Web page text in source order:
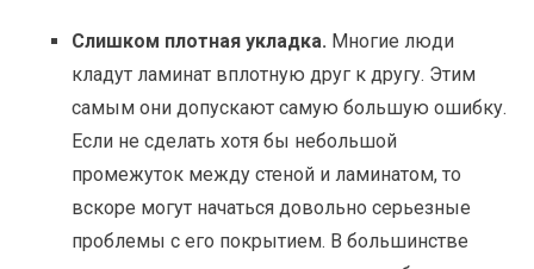
Слишком плотная укладка. Многие люди
кладут ламинат вплотную друг к другу. Этим
самым они допускают самую большую ошибку.
Если не сделать хотя бы небольшой
промежуток между стеной и ламинатом, то
вскоре могут начаться довольно серьезные
проблемы с его покрытием. В большинстве